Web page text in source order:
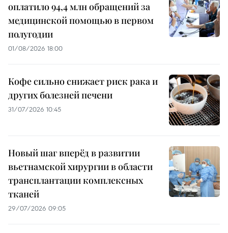
оплатило 94,4 млн обращений за
медицинской помощью в первом
полугодии
01/08/2026 18:00
Кофе сильно снижает риск рака и
других болезней печени
31/07/2026 10:45
Новый шаг вперёд в развитии
вьетнамской хирургии в области
трансплантации комплексных
тканей
29/07/2026 09:05